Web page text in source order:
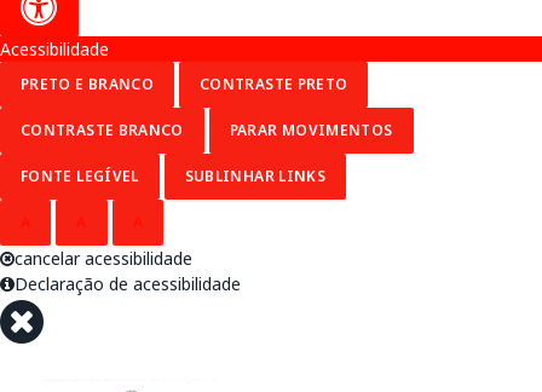
Acessibilidade
PRETO E BRANCO CONTRASTE PRETO
CONTRASTE BRANCO PARAR MOVIMENTOS
FONTE LEGÍVEL SUBLINHAR LINKS
cancelar acessibilidade
Declaração de acessibilidade